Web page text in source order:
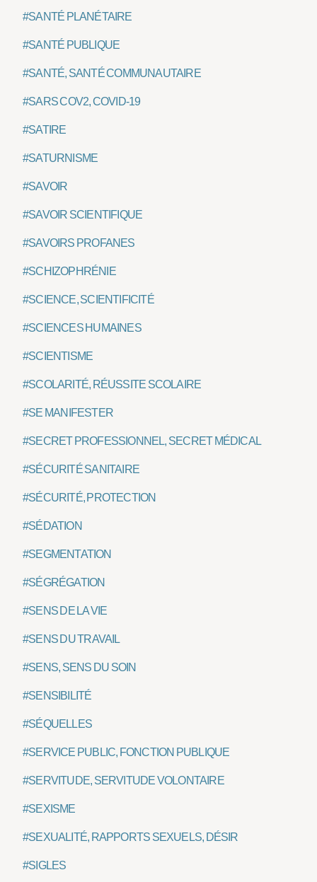
#SANTÉ PLANÉTAIRE
#SANTÉ PUBLIQUE
#SANTÉ, SANTÉ COMMUNAUTAIRE
#SARS COV2, COVID-19
#SATIRE
#SATURNISME
#SAVOIR
#SAVOIR SCIENTIFIQUE
#SAVOIRS PROFANES
#SCHIZOPHRÉNIE
#SCIENCE, SCIENTIFICITÉ
#SCIENCES HUMAINES
#SCIENTISME
#SCOLARITÉ, RÉUSSITE SCOLAIRE
#SE MANIFESTER
#SECRET PROFESSIONNEL, SECRET MÉDICAL
#SÉCURITÉ SANITAIRE
#SÉCURITÉ, PROTECTION
#SÉDATION
#SEGMENTATION
#SÉGRÉGATION
#SENS DE LA VIE
#SENS DU TRAVAIL
#SENS, SENS DU SOIN
#SENSIBILITÉ
#SÉQUELLES
#SERVICE PUBLIC, FONCTION PUBLIQUE
#SERVITUDE, SERVITUDE VOLONTAIRE
#SEXISME
#SEXUALITÉ, RAPPORTS SEXUELS, DÉSIR
#SIGLES